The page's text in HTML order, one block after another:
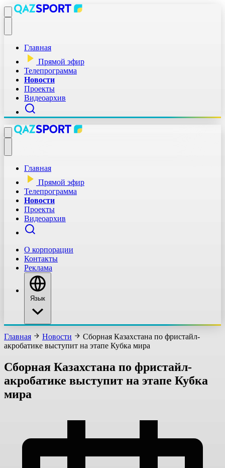
Главная
Прямой эфир
Телепрограмма
Новости
Проекты
Видеоархив
Главная
Прямой эфир
Телепрограмма
Новости
Проекты
Видеоархив
О корпорации
Контакты
Реклама
Язык
Главная Новости
Сборная Казахстана по фристайл-
акробатике выступит на этапе Кубка мира
Сборная Казахстана по фристайл-
акробатике выступит на этапе Кубка
мира